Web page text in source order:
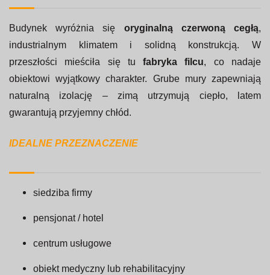
Budynek wyróżnia się oryginalną czerwoną cegłą,
industrialnym klimatem i solidną konstrukcją. W
przeszłości mieściła się tufabryka filcu, co nadaje
obiektowi wyjątkowy charakter. Grube mury zapewniają
naturalną izolację – zimą utrzymują ciepło, latem
gwarantują przyjemny chłód.
IDEALNE PRZEZNACZENIE
siedziba firmy
pensjonat / hotel
centrum usługowe
obiekt medyczny lub rehabilitacyjny